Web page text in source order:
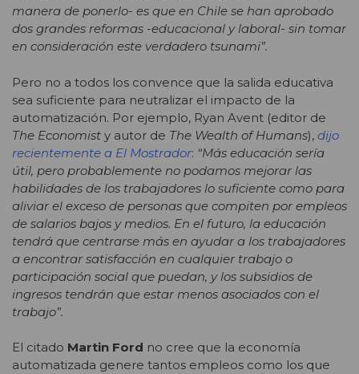
manera de ponerlo- es que en Chile se han aprobado
dos grandes reformas -educacional y laboral- sin tomar
en consideración este verdadero tsunami”.
Pero no a todos los convence que la salida educativa
sea suficiente para neutralizar el impacto de la
automatización. Por ejemplo, Ryan Avent (editor de
The Economist y autor de The Wealth of Humans), dijo
recientemente a El Mostrador: “Más educación sería
útil, pero probablemente no podamos mejorar las
habilidades de los trabajadores lo suficiente como para
aliviar el exceso de personas que compiten por empleos
de salarios bajos y medios. En el futuro, la educación
tendrá que centrarse más en ayudar a los trabajadores
a encontrar satisfacción en cualquier trabajo o
participación social que puedan, y los subsidios de
ingresos tendrán que estar menos asociados con el
trabajo”.
El citado Martin Ford no cree que la economía
automatizada genere tantos empleos como los que